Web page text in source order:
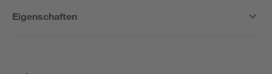
Eigenschaften